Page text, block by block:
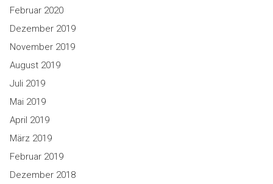
Februar 2020
Dezember 2019
November 2019
August 2019
Juli 2019
Mai 2019
April 2019
März 2019
Februar 2019
Dezember 2018